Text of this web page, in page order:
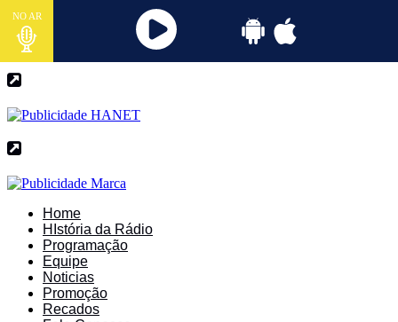
NO AR
Home
HIstória da Rádio
Programação
Equipe
Noticias
Promoção
Recados